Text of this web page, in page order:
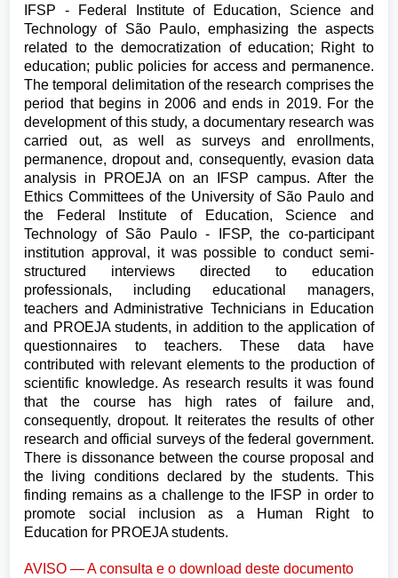
IFSP - Federal Institute of Education, Science and
Technology of São Paulo, emphasizing the aspects
related to the democratization of education; Right to
education; public policies for access and permanence.
The temporal delimitation of the research comprises the
period that begins in 2006 and ends in 2019. For the
development of this study, a documentary research was
carried out, as well as surveys and enrollments,
permanence, dropout and, consequently, evasion data
analysis in PROEJA on an IFSP campus. After the
Ethics Committees of the University of São Paulo and
the Federal Institute of Education, Science and
Technology of São Paulo - IFSP, the co-participant
institution approval, it was possible to conduct semi-
structured interviews directed to education
professionals, including educational managers,
teachers and Administrative Technicians in Education
and PROEJA students, in addition to the application of
questionnaires to teachers. These data have
contributed with relevant elements to the production of
scientific knowledge. As research results it was found
that the course has high rates of failure and,
consequently, dropout. It reiterates the results of other
research and official surveys of the federal government.
There is dissonance between the course proposal and
the living conditions declared by the students. This
finding remains as a challenge to the IFSP in order to
promote social inclusion as a Human Right to
Education for PROEJA students.
AVISO — A consulta e o download deste documento